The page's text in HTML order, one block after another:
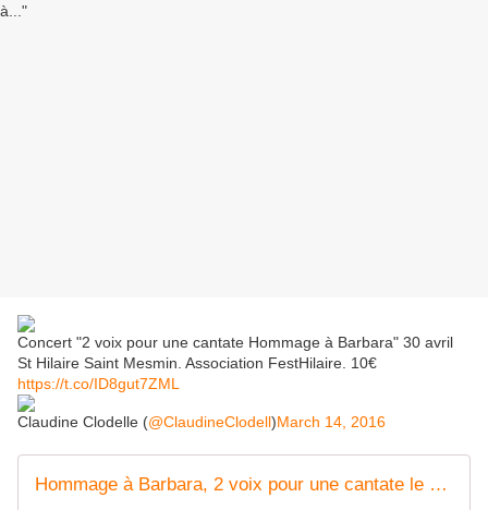
Concert "2 voix pour une cantate Hommage à Barbara" 30 avril
St Hilaire Saint Mesmin. Association FestHilaire. 10€
https://t.co/ID8gut7ZML
Claudine Clodelle (@ClaudineClodell)March 14, 2016
Hommage à Barbara, 2 voix pour une cantate le 30 avril à la Salle des Fêtes de St Hilaire Saint Mesmin - VIVRE AUTREMENT VOS LOISIRS avec Clodelle